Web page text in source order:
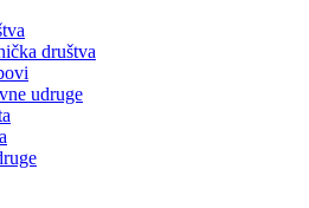
društva
udruge